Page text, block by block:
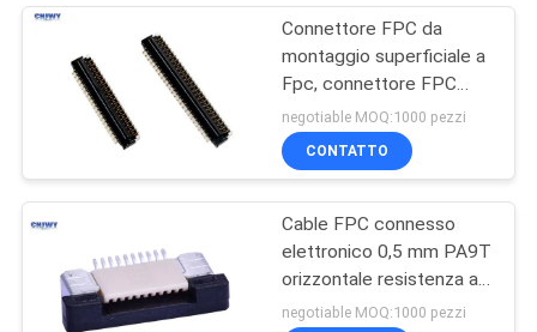
Connettore FPC da
montaggio superficiale a
Fpc, connettore FPC
resistente 0,4 mm / 0,3
mm di passo
negotiable MOQ:1000 pezzi
CONTATTO
Cable FPC connesso
elettronico 0,5 mm PA9T
orizzontale resistenza al
ripiegamento materiale
negotiable MOQ:1000 pezzi